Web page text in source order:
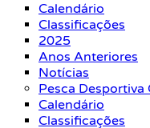
Calendário
Classificações
2025
Anos Anteriores
Notícias
Pesca Desportiva
Calendário
Classificações